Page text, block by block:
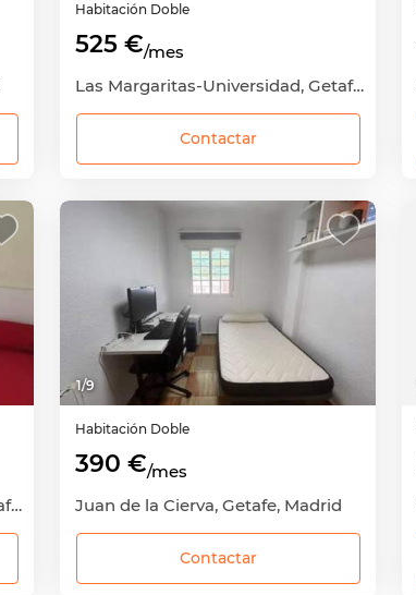
Habitación Doble
525 €/mes
Las Margaritas-Universidad, Getafe, Madrid
Contactar
Las Margaritas-Universidad, Getafe, Madrid
1/9
Habitación Doble
390 €/mes
Juan de la Cierva, Getafe, Madrid
Contactar